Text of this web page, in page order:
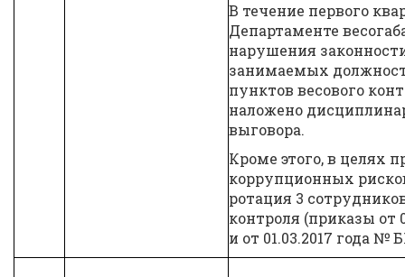
В течение первого
Департаменте
нарушения
занимаемых
пунктов весового
наложено
выговора.
Кроме этого, в целях
коррупционных
ротация 3
контроля (приказы от
и от 01.03.2017 года №